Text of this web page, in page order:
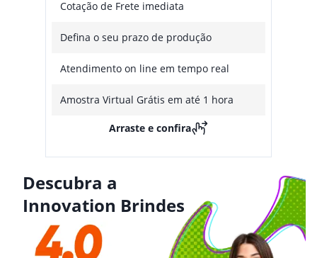
Cotação de Frete imediata
Defina o seu prazo de produção
Atendimento on line em tempo real
Amostra Virtual Grátis em até 1 hora
Arraste e confira
Descubra a
Innovation Brindes